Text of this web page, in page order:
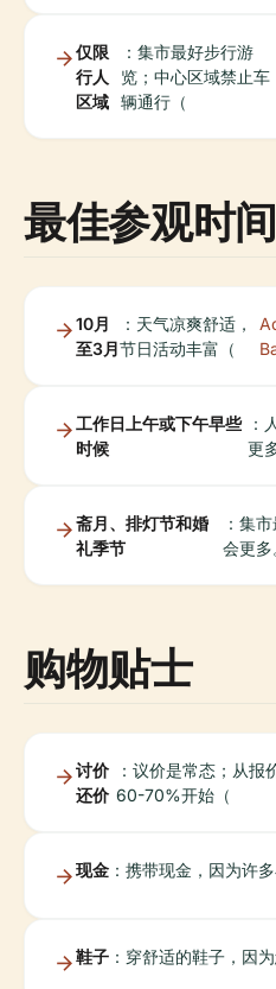
仅限
行人
区域
：集市最好步行游
览；中心区域禁止车
辆通行（
最佳参观时间
10月
至3月
：天气凉爽舒适，
节日活动丰富（
工作日上午或下午早些
时候
：
更
斋月、排灯节和婚
礼季节
：集
会更多
购物贴士
讨价
还价
：议价是常态；从报
60-70%开始（
现金 ：携带现金，因为许
鞋子 ：穿舒适的鞋子，因